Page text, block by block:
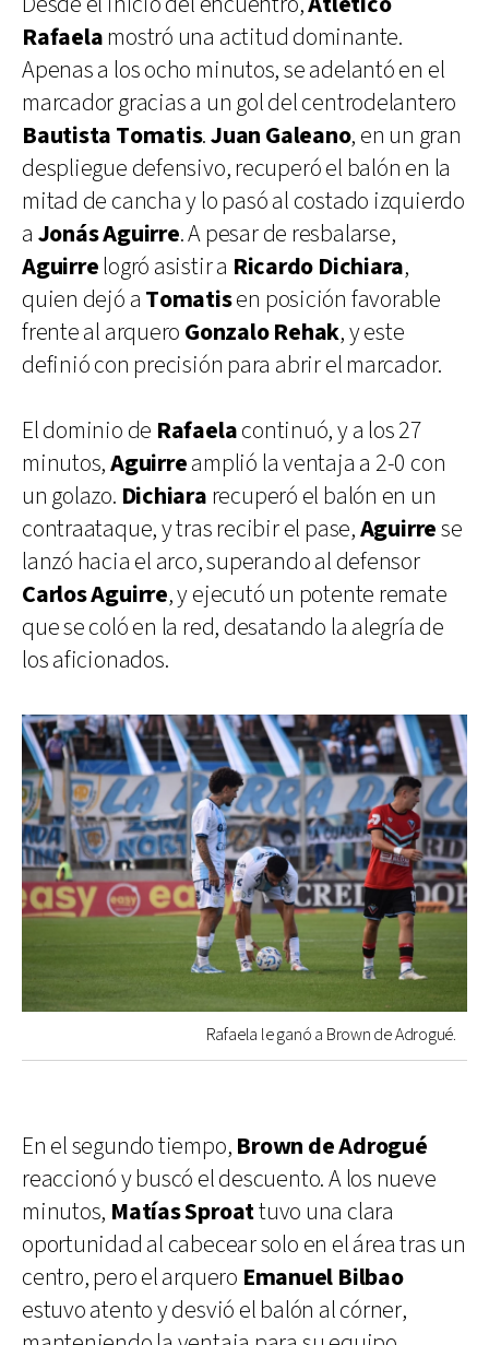
Rafaelamostró una actitud dominante.
Apenas a los ocho minutos, se adelantó en el
marcador gracias a un gol del centrodelantero
Bautista Tomatis.Juan Galeano, en un gran
despliegue defensivo, recuperó el balón en la
mitad de cancha y lo pasó al costado izquierdo
a Jonás Aguirre. A pesar de resbalarse,
Aguirrelogró asistir a Ricardo Dichiara,
quien dejó a Tomatisen posición favorable
frente al arquero Gonzalo Rehak, y este
definió con precisión para abrir el marcador.
El dominio de Rafaelacontinuó, y a los 27
minutos,Aguirreamplió la ventaja a 2-0 con
un golazo. Dichiara recuperó el balón en un
contraataque, y tras recibir el pase,Aguirrese
lanzó hacia el arco, superando al defensor
Carlos Aguirre, y ejecutó un potente remate
que se coló en la red, desatando la alegría de
los aficionados.
Rafaela le ganó a Brown de Adrogué.
En el segundo tiempo, Brown de Adrogué
reaccionó y buscó el descuento. A los nueve
minutos, Matías Sproattuvo una clara
oportunidad al cabecear solo en el área tras un
centro, pero el arquero Emanuel Bilbao
estuvo atento y desvió el balón al córner,